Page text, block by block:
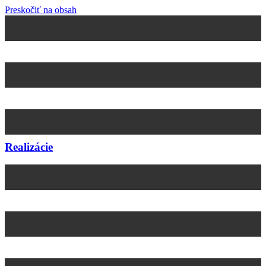
Preskočiť na obsah
Realizácie